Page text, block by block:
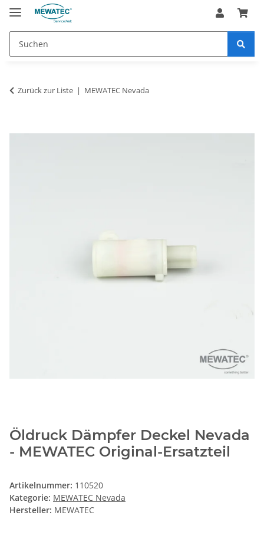
Zurück zur Liste MEWATEC Nevada
Öldruck Dämpfer Deckel Nevada
- MEWATEC Original-Ersatzteil
Artikelnummer: 110520
Kategorie: MEWATEC Nevada
Hersteller: MEWATEC